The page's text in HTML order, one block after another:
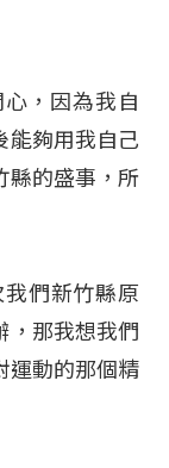
，因為我自
能夠用我自己
縣的盛事，所
們新竹縣原
，那我想我們
運動的那個精